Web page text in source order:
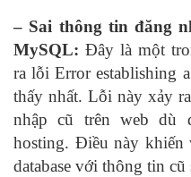
– Sai thông tin đăng
MySQL: Đây là một
ra lỗi Error establishing
thấy nhất. Lỗi này xảy
nhập cũ trên web dù
hosting. Điều này khiến
database với thông tin